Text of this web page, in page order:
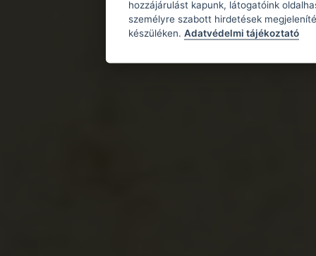
hozzájárulást kapunk, látogatóink
személyre szabott hirdetések
készüléken. Adatvédelmi tájékoztató